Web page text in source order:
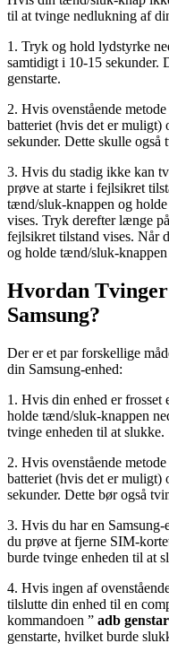
til at tvinge nedlukning af
1. Tryk og hold lydstyrke
samtidigt i 10-15 sekunder.
genstarte.
2. Hvis ovenstående
batteriet (hvis det er muligt)
sekunder. Dette skulle
3. Hvis du stadig ikke kan
prøve at starte i fejlsikret
tænd/sluk-knappen og
vises. Tryk derefter længe
fejlsikret tilstand vises. Når
og holde tænd/sluk-
Hvordan
Samsung?
Der er et par forskellige
din Samsung-enhed:
1. Hvis din enhed er frosset
holde tænd/sluk-knappen
tvinge enheden til at slukke.
2. Hvis ovenstående
batteriet (hvis det er muligt)
sekunder. Dette bør også
3. Hvis du har en
du prøve at fjerne SIM-
burde tvinge enheden til at
4. Hvis ingen af
tilslutte din enhed til en
kommandoen ” adb
genstarte, hvilket burde